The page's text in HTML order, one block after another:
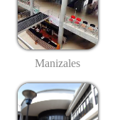
Manizales